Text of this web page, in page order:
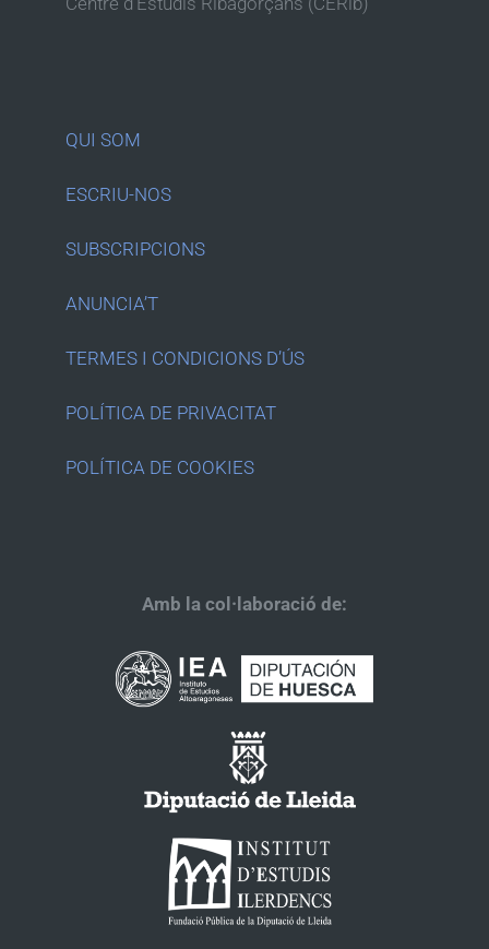
QUI SOM
ESCRIU-NOS
SUBSCRIPCIONS
ANUNCIA’T
TERMES I CONDICIONS D’ÚS
POLÍTICA DE PRIVACITAT
POLÍTICA DE COOKIES
Amb la col·laboració de: